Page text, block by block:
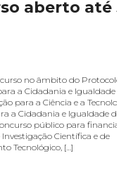
aberto até
no âmbito do Protocolo
a Cidadania e Igualdade
para a Ciência e a
a Cidadania e Igualdade de
público para
Científica e de
Tecnológico, […]